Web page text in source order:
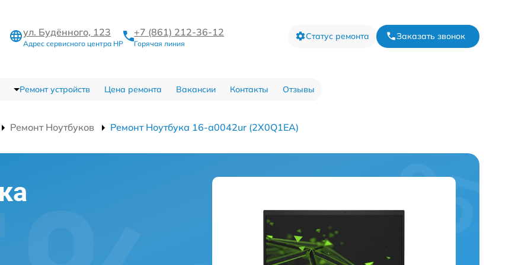
ул. Будённого, 123
Адрес сервисного центра HP
+7 (861) 212-36-12
Горячая линия
Статус ремонта Заказать звонок
Ремонт устройств Цена ремонта Вакансии Контакты Отзывы
Ремонт Ноутбуков Ремонт Ноутбука 16-a0042ur (2X0Q1EA)